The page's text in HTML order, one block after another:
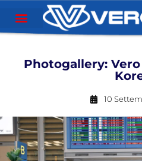
Photogallery:
10